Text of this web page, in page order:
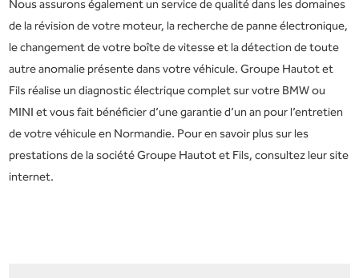
Nous assurons également un service de qualité dans les domaines
de la révision de votre moteur, la recherche de panne électronique,
le changement de votre boîte de vitesse et la détection de toute
autre anomalie présente dans votre véhicule. Groupe Hautot et
Fils réalise un diagnostic électrique complet sur votre BMW ou
MINI et vous fait bénéficier d’une garantie d’un an pour l’entretien
de votre véhicule en Normandie. Pour en savoir plus sur les
prestations de la société Groupe Hautot et Fils, consultez leur site
internet.